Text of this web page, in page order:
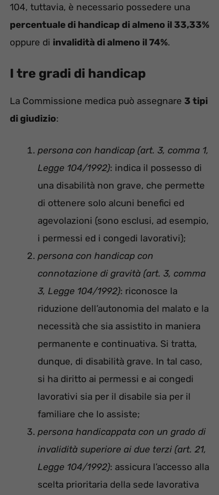
104, tuttavia, è necessario possedere una
percentuale di handicap di almeno il 33,33%
oppure di invalidità di almeno il 74%.
I tre gradi di handicap
La Commissione medica può assegnare 3 tipi
di giudizio:
persona con handicap (art. 3, comma 1,
Legge 104/1992): indica il possesso di
una disabilità non grave, che permette
di ottenere solo alcuni benefici ed
agevolazioni (sono esclusi, ad esempio,
i permessi ed i congedi lavorativi);
persona con handicap con
connotazione di gravità (art. 3, comma
3, Legge 104/1992): riconosce la
riduzione dell’autonomia del malato e la
necessità che sia assistito in maniera
permanente e continuativa. Si tratta,
dunque, di disabilità grave. In tal caso,
si ha diritto ai permessi e ai congedi
lavorativi sia per il disabile sia per il
familiare che lo assiste;
persona handicappata con un grado di
invalidità superiore ai due terzi (art. 21,
Legge 104/1992): assicura l’accesso alla
scelta prioritaria della sede lavorativa